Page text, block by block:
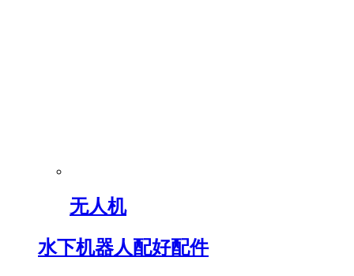
无人机
水下机器人配好配件